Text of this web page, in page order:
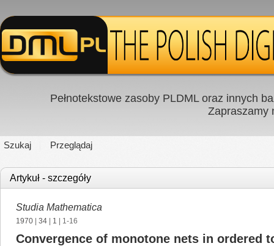
Pełnotekstowe zasoby PLDML oraz innych
Zapraszamy
Szukaj Przeglądaj
Artykuł - szczegóły
Studia Mathematica
1970 34 1 | 1-16
Convergence of monotone nets in ordered